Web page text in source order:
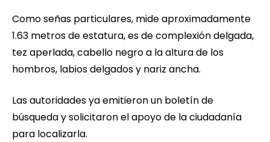
Como señas particulares, mide aproximadamente
1.63 metros de estatura, es de complexión delgada,
tez aperlada, cabello negro a la altura de los
hombros, labios delgados y nariz ancha.
Las autoridades ya emitieron un boletín de
búsqueda y solicitaron el apoyo de la ciudadanía
para localizarla.